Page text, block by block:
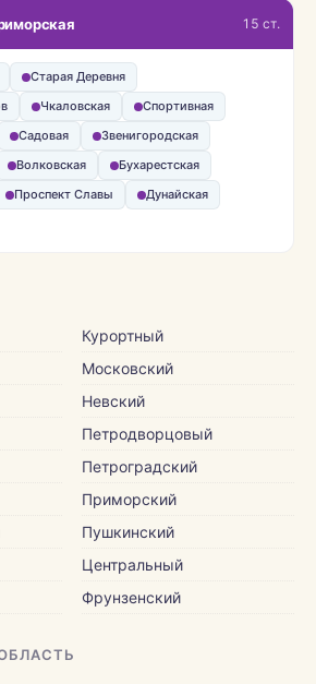
15 ст.
Старая Деревня
Чкаловская
Спортивная
Садовая
Звенигородская
Волковская
Бухарестская
Проспект Славы
Дунайская
Курортный
Московский
Невский
Петродворцовый
Петроградский
Приморский
Пушкинский
Центральный
Фрунзенский